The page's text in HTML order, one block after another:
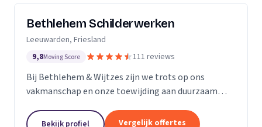
Bethlehem Schilderwerken
Leeuwarden, Friesland
9,8Moving Score 111 reviews
Bij Bethlehem & Wijtzes zijn we trots op ons
vakmanschap en onze toewijding aan duurzaam
professionals, is voortdurend in ontwikkeling en
Bekijk profiel Vergelijk offertes